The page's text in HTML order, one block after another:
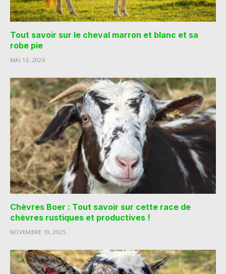
Tout savoir sur le cheval marron et blanc et sa
robe pie
MAI 12, 2026
Chèvres Boer : Tout savoir sur cette race de
chèvres rustiques et productives !
NOVEMBRE 19, 2025